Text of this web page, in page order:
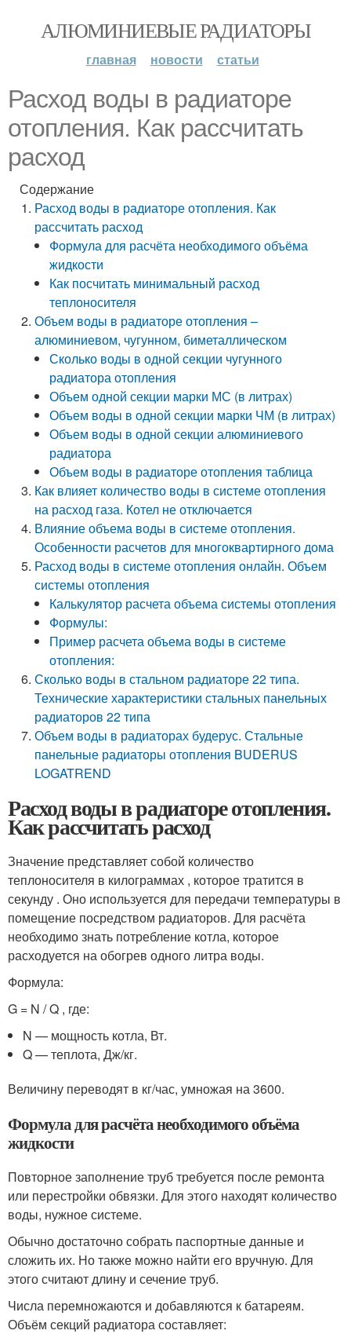
АЛЮМИНИЕВЫЕ РАДИАТОРЫ
главная новости статьи
Расход воды в радиаторе
отопления. Как рассчитать
расход
Содержание
Расход воды в радиаторе отопления. Как
рассчитать расход
Формула для расчёта необходимого объёма
жидкости
Как посчитать минимальный расход
теплоносителя
Объем воды в радиаторе отопления –
алюминиевом, чугунном, биметаллическом
Сколько воды в одной секции чугунного
радиатора отопления
Объем одной секции марки МС (в литрах)
Объем воды в одной секции марки ЧМ (в литрах)
Объем воды в одной секции алюминиевого
радиатора
Объем воды в радиаторе отопления таблица
Как влияет количество воды в системе отопления
на расход газа. Котел не отключается
Влияние объема воды в системе отопления.
Особенности расчетов для многоквартирного дома
Расход воды в системе отопления онлайн. Объем
системы отопления
Калькулятор расчета объема системы отопления
Формулы:
Пример расчета объема воды в системе
отопления:
Сколько воды в стальном радиаторе 22 типа.
Технические характеристики стальных панельных
радиаторов 22 типа
Объем воды в радиаторах будерус. Стальные
панельные радиаторы отопления BUDERUS
LOGATREND
Расход воды в радиаторе отопления.
Как рассчитать расход
Значение представляет собой количество
теплоносителя в килограммах , которое тратится в
секунду . Оно используется для передачи температуры в
помещение посредством радиаторов. Для расчёта
необходимо знать потребление котла, которое
расходуется на обогрев одного литра воды.
Формула:
G = N / Q , где:
N — мощность котла, Вт.
Q — теплота, Дж/кг.
Величину переводят в кг/час, умножая на 3600.
Формула для расчёта необходимого объёма
жидкости
Повторное заполнение труб требуется после ремонта
или перестройки обвязки. Для этого находят количество
воды, нужное системе.
Обычно достаточно собрать паспортные данные и
сложить их. Но также можно найти его вручную. Для
этого считают длину и сечение труб.
Числа перемножаются и добавляются к батареям.
Объём секций радиатора составляет: